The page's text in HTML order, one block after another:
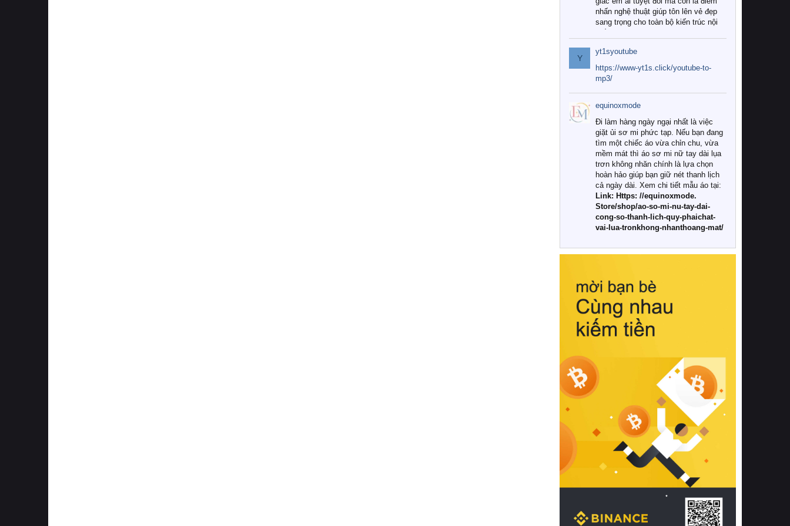
nhấn nghệ thuật giúp tôn lên vẻ đẹp
sang trọng cho toàn bộ kiến trúc nội
Tuy nhiên, giữa thị trường đa dạng
với vô vàn thương hiệu và mẫu mã
như hiện nay, làm thế nào để chọn
được những bộ chăn ga gối đệm cao
cấp thực sự chất lượng, phù hợp với
khí hậu và nhu cầu sử dụng của gia
đình? Hãy cùng chúng tôi đi tìm lời
giải đáp chi tiết qua bài viết dưới đây.
1. Tại sao các gia đình hiện đại lại ưa
chuộng chăn ga gối đệm cao cấp?
Khác với các dòng sản phẩm thông
thường, những bộ chăn ga gối đệm
cao cấp trải qua quy trình sản xuất
nghiêm ngặt từ khâu chọn lọc nguyên
liệu tự nhiên đến công nghệ dệt
nhuộm hiện đại không chứa hóa chất
này, bạn sẽ cảm nhận rõ rệt sự khác
hồi chuẩn xác của phần đệm nâng đỡ
cột sống.
Bên cạnh đó, việc lựa chọn các dòng
sản phẩm đạt chuẩn chất lượng quốc
tế còn giúp ngăn ngừa tình trạng kích
khuẩn và nấm mốc trong điều kiện
thời tiết nóng ẩm. Bạn có thể tìm hiểu
thêm các nghiên cứu khoa học về tác
động của giấc ngủ và môi trường
phòng ngủ đối với sức khỏe con
người tại Sleep Foundation (External
Link) để có cái nhìn toàn diện hơn.
2. Các tiêu chí vàng khi lựa chọn
chăn ga gối đệm cao cấp cho phòng
ngủ
Để sở hữu một bộ chăn ga gối đệm
cao cấp hoàn hảo cả về thẩm mỹ lẫn
công năng, người tiêu dùng cần cân
nhắc kỹ lưỡng các tiêu chí quan trọng
Y
yt1syoutube
https://www-yt1s.click/youtube-to-
mp3/
equinoxmode
Đi làm hàng ngày ngại nhất là việc
giặt ủi sơ mi phức tạp. Nếu bạn đang
tìm một chiếc áo vừa chỉn chu, vừa
mềm mát thì áo sơ mi nữ tay dài lụa
trơn không nhăn chính là lựa chọn
hoàn hảo giúp bạn giữ nét thanh lịch
cả ngày dài. Xem chi tiết mẫu áo tại:
Link: Https: //equinoxmode.
Store/shop/ao-so-mi-nu-tay-dai-
cong-so-thanh-lich-quy-phaichat-
vai-lua-tronkhong-nhanthoang-mat/